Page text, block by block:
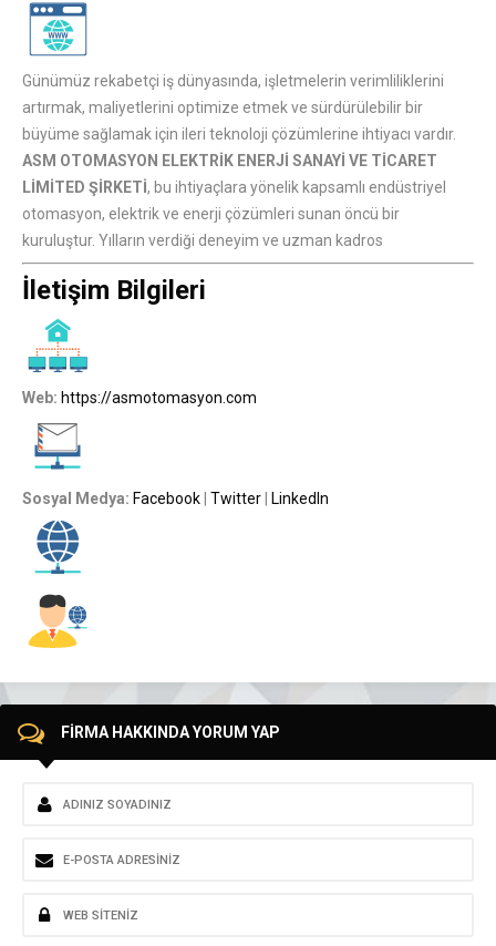
Günümüz rekabetçi iş dünyasında, işletmelerin verimliliklerini
artırmak, maliyetlerini optimize etmek ve sürdürülebilir bir
büyüme sağlamak için ileri teknoloji çözümlerine ihtiyacı vardır.
ASM OTOMASYON ELEKTRİK ENERJİ SANAYİ VE TİCARET
LİMİTED ŞİRKETİ, bu ihtiyaçlara yönelik kapsamlı endüstriyel
otomasyon, elektrik ve enerji çözümleri sunan öncü bir
kuruluştur. Yılların verdiği deneyim ve uzman kadros
İletişim Bilgileri
Web: https://asmotomasyon.com
Sosyal Medya: Facebook Twitter LinkedIn
FİRMA HAKKINDA YORUM YAP